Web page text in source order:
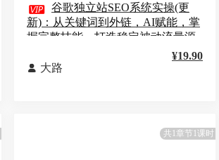
 谷歌独立站SEO系统实操(更
新)：从关键词到外链，AI赋能，掌
握完整技能，打造稳定被动流量源
 大路
¥19.90
共1章节1课时